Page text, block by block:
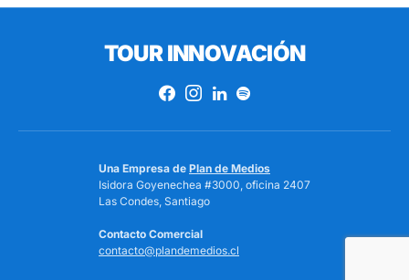
TOUR INNOVACIÓN
Una Empresa de Plan de Medios
Isidora Goyenechea #3000, oficina 2407
Las Condes, Santiago
Contacto Comercial
contacto@plandemedios.cl